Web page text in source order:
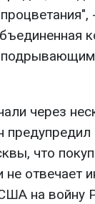
через
что
не отвечает
на войну